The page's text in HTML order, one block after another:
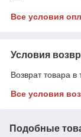
Все условия
Условия
Возврат товара
Все условия
Подобные